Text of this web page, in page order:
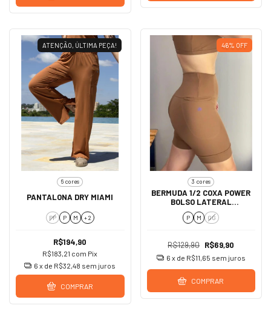
ATENÇÃO, ÚLTIMA PEÇA!
6 cores
PANTALONA DRY MIAMI
PP P M + 2
R$194,90
R$183,21 com Pix
6 x de R$32,48 sem juros
COMPRAR
46% OFF
3 cores
BERMUDA 1/2 COXA POWER
BOLSO LATERAL
COMPRESSÃO
P M GG
R$129,90 R$69,90
6 x de R$11,65 sem juros
COMPRAR